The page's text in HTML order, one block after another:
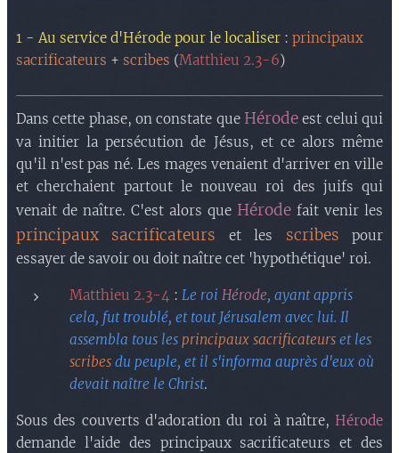
1 - Au service d'Hérode pour le localiser : principaux
sacrificateurs + scribes (Matthieu 2.3-6)
Dans cette phase, on constate que Hérodeest celui qui
va initier la persécution de Jésus, et ce alors même
qu'il n'est pas né. Les mages venaient d'arriver en ville
et cherchaient partout le nouveau roi des juifs qui
venait de naître. C'est alors que Hérode fait venir les
principaux sacrificateurs et les scribespour
essayer de savoir ou doit naître cet 'hypothétique' roi.
Matthieu 2.3-4 : Le roi Hérode, ayant appris
cela, fut troublé, et tout Jérusalem avec lui. Il
assembla tous les principaux sacrificateurs et les
scribes du peuple, et il s'informa auprès d'eux où
devait naître le Christ.
Sous des couverts d'adoration du roi à naître, Hérode
demande l'aide des principaux sacrificateurs et des